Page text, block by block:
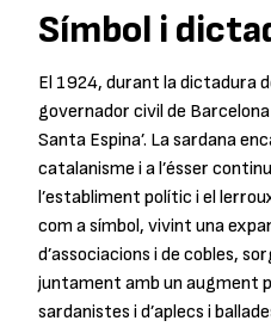
Símbol i
El 1924, durant la dictadura
governador civil de
Santa Espina’. La sardana
catalanisme i a l’ésser
l’establiment polític i el
com a símbol, vivint una
d’associacions i de cobles,
juntament amb un augment
sardanistes i d’aplecs i